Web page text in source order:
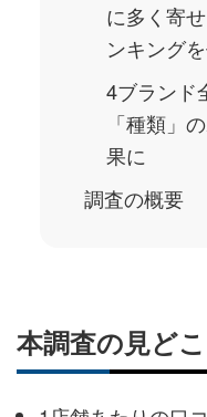
に多く寄
ンキング
4ブランド
「種類」
果に
調査の概要
本調査の見ど